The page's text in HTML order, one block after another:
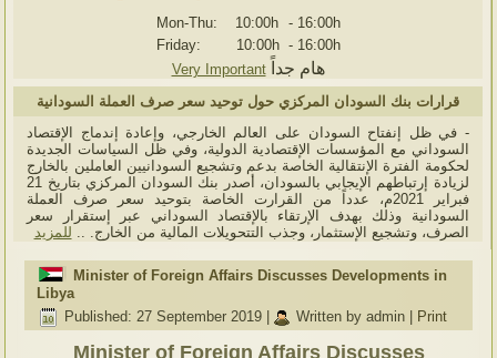
Mon-Thu: 10:00h - 16:00h
Friday: 10:00h - 16:00h
Very Important
هام جداً
قرارات بنك السودان المركزي حول توحيد سعر صرف العملة السودانية
- في ظل إنفتاح السودان على العالم الخارجي، وإعادة إندماج الإقتصاد
السوداني مع المؤسسات الإقتصادية الدولية، وفي ظل السياسات الجديدة
لحكومة الفترة الإنتقالية الخاصة بدعم وتشجيع السودانيين العاملين بالخارج
لزيادة إرتباطهم الإيجابي بالسودان، أصدر بنك السودان المركزي بتاريخ 21
فبراير 2021م، عدداً من القرارت الخاصة بتوحيد سعر صرف العملة
السودانية وذلك بهدف الإرتقاء بالإقتصاد السوداني عبر إستقرار سعر
الصرف، وتشجيع الإستثمار، وجذب التتحويلات المالية من الخارج. .. للمزيد
Minister of Foreign Affairs Discusses Developments in
Libya
Published: 27 September 2019
Written by admin Print
Minister of Foreign Affairs Discusses